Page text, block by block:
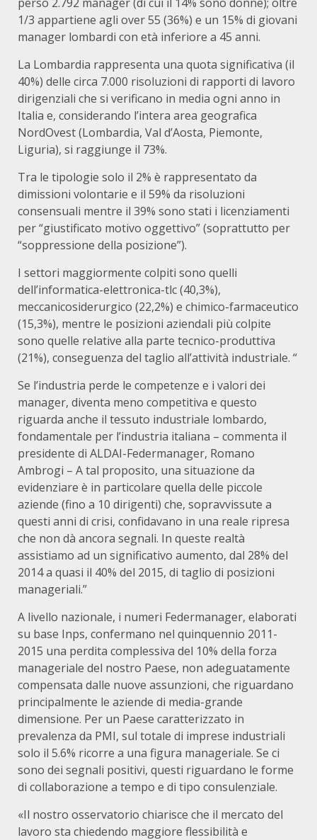
1/3 appartiene agli over 55 (36%) e un 15% di giovani
manager lombardi con età inferiore a 45 anni.
La Lombardia rappresenta una quota significativa (il
40%) delle circa 7.000 risoluzioni di rapporti di lavoro
dirigenziali che si verificano in media ogni anno in
Italia e, considerando l’intera area geografica
NordOvest (Lombardia, Val d’Aosta, Piemonte,
Liguria), si raggiunge il 73%.
Tra le tipologie solo il 2% è rappresentato da
dimissioni volontarie e il 59% da risoluzioni
consensuali mentre il 39% sono stati i licenziamenti
per “giustificato motivo oggettivo” (soprattutto per
“soppressione della posizione”).
I settori maggiormente colpiti sono quelli
dell’informatica-elettronica-tlc (40,3%),
meccanicosiderurgico (22,2%) e chimico-farmaceutico
(15,3%), mentre le posizioni aziendali più colpite
sono quelle relative alla parte tecnico-produttiva
(21%), conseguenza del taglio all’attività industriale. “
Se l’industria perde le competenze e i valori dei
manager, diventa meno competitiva e questo
riguarda anche il tessuto industriale lombardo,
fondamentale per l’industria italiana – commenta il
presidente di ALDAI-Federmanager, Romano
Ambrogi – A tal proposito, una situazione da
evidenziare è in particolare quella delle piccole
aziende (fino a 10 dirigenti) che, sopravvissute a
questi anni di crisi, confidavano in una reale ripresa
che non dà ancora segnali. In queste realtà
assistiamo ad un significativo aumento, dal 28% del
2014 a quasi il 40% del 2015, di taglio di posizioni
manageriali.”
A livello nazionale, i numeri Federmanager, elaborati
su base Inps, confermano nel quinquennio 2011-
2015 una perdita complessiva del 10% della forza
manageriale del nostro Paese, non adeguatamente
compensata dalle nuove assunzioni, che riguardano
principalmente le aziende di media-grande
dimensione. Per un Paese caratterizzato in
prevalenza da PMI, sul totale di imprese industriali
solo il 5.6% ricorre a una figura manageriale. Se ci
sono dei segnali positivi, questi riguardano le forme
di collaborazione a tempo e di tipo consulenziale.
«Il nostro osservatorio chiarisce che il mercato del
lavoro sta chiedendo maggiore flessibilità e